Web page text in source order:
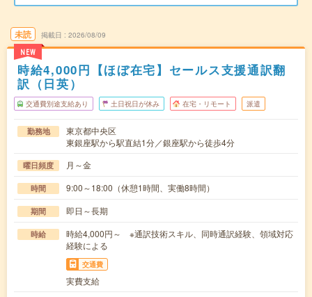
未読
NEW
掲載日 2026/08/09
時給4,000円【ほぼ在宅】セールス支援通訳翻
訳（日英）
交通費別途支給あり 土日祝日が休み 在宅・リモート 派遣
勤務地
東京都中央区
東銀座駅から駅直結1分／銀座駅から徒歩4分
曜日頻度 月～金
時間 9:00～18:00（休憩1時間、実働8時間）
期間 即日～長期
時給
時給4,000円～ ※通訳技術スキル、同時通訳経験、領域対応
経験による
交通費
実費支給